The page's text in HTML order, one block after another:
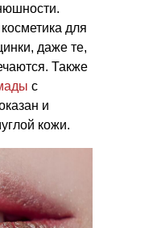
для
даже те,
Также
с
и
кожи.